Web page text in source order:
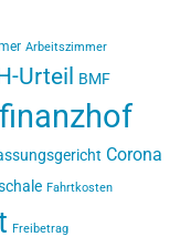
Arbeitszimmer
Urteil BMF
Corona
Fahrtkosten
Freibetrag